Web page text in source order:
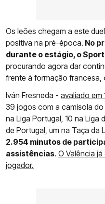
Os leões chegam a este
positiva na pré-época. No
durante o estágio, o
procurando agora dar
frente à formação francesa,
Iván Fresneda - avaliado em
39 jogos com a camisola do
na Liga Portugal, 10 na Liga
de Portugal, um na Taça da
2.954 minutos de
assistências. O Valência
jogador.